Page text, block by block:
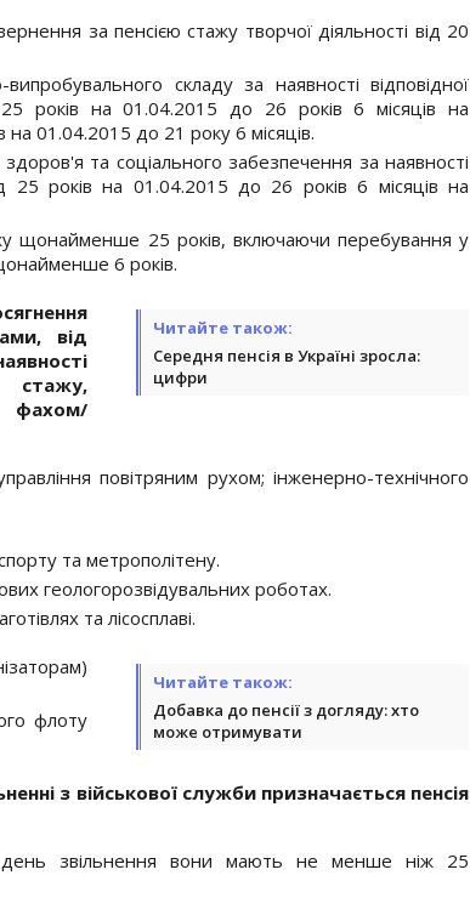
за пенсією стажу творчої діяльності від 20
складу за наявності відповідної
25 років на 01.04.2015 до 26 років 6 місяців на
на 01.04.2015 до 21 року 6 місяців.
та соціального забезпечення за наявності
25 років на 01.04.2015 до 26 років 6 місяців на
щонайменше 25 років, включаючи перебування у
6 років.
Читайте також:
Середня пенсія в Україні зросла:
цифри
від
стажу,
фахом/
повітряним рухом; інженерно-технічного
та метрополітену.
геологорозвідувальних роботах.
та лісосплаві.
Читайте також:
Добавка до пенсії з догляду: хто
може отримувати
флоту
з військової служби призначається пенсія
звільнення вони мають не менше ніж 25